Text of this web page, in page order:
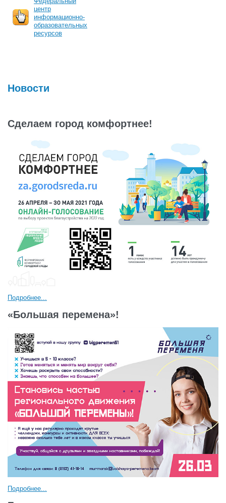
центр
информационно-
образовательных
ресурсов
Новости
Сделаем город комфортнее!
Подробнее...
«Большая перемена»!
Подробнее...